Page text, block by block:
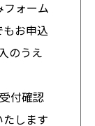
フォーム
お申込
のうえ
付確認
します